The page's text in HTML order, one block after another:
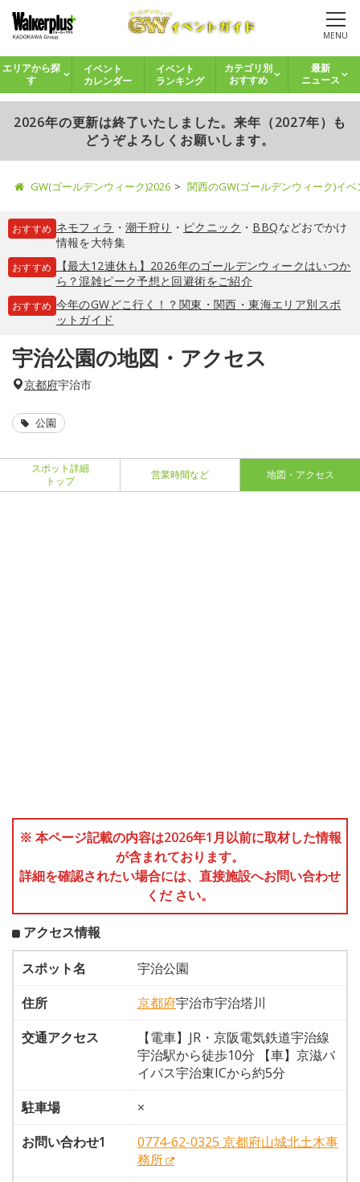
MENU
エリアから探
す
イベント
カレンダー
イベント
ランキング
カテゴリ別
おすすめ
最新
ニュース
2026年の更新は終了いたしました。来年（2027年）も
どうぞよろしくお願いします。
GW(ゴールデンウィーク)2026 関西のGW(ゴールデンウィーク)イ
おすすめ ネモフィラ ・ 潮干狩り ・ ピクニック ・ BBQなどおでかけ
情報を大特集
おすすめ
【最大12連休も】2026年のゴールデンウィークはいつか
ら？混雑ピーク予想と回避術をご紹介
おすすめ 今年のGWどこ行く！？関東・関西・東海エリア別スポ
ットガイド
宇治公園の地図・アクセス
京都府宇治市
公園
スポット詳細
トップ
営業時間など 地図・アクセス
※ 本ページ記載の内容は2026年1月以前に取材した情報
が含まれております。
詳細を確認されたい場合には、直接施設へお問い合わせ
くだ さい。
アクセス情報
スポット名
宇治公園
住所
京都府宇治市宇治塔川
交通アクセス
【電車】JR・京阪電気鉄道宇治線
宇治駅から徒歩10分 【車】京滋バ
イパス宇治東ICから約5分
駐車場
×
お問い合わせ1
0774-62-0325 京都府山城北土木事
務所